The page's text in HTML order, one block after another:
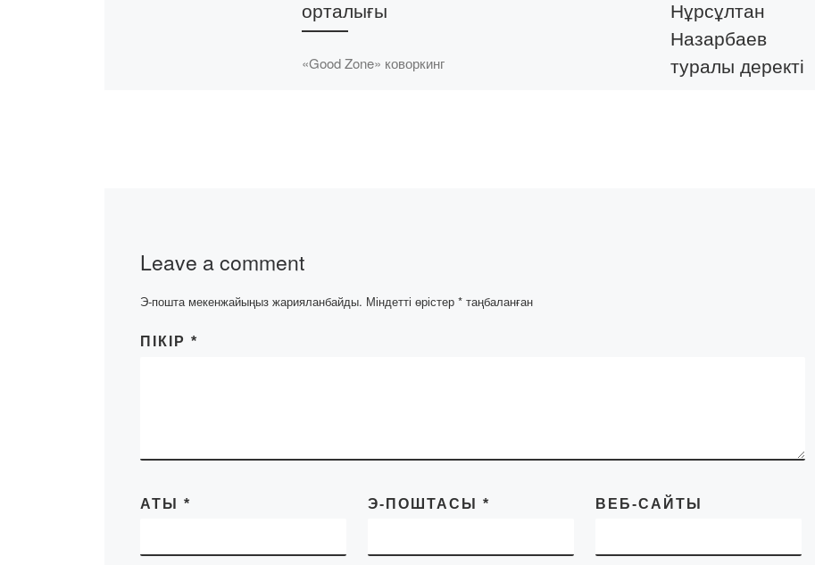
орталығы
«Good Zone» коворкинг
тұратын […]
Нұрсұлтан
Назарбаев
туралы деректі
Leave a comment
Э-пошта мекенжайыңыз жарияланбайды. Міндетті өрістер * таңбаланған
ПІКІР *
АТЫ * Э-ПОШТАСЫ * ВЕБ-САЙТЫ